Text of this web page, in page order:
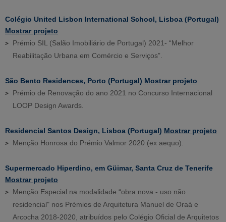
Colégio United Lisbon International School, Lisboa (Portugal)
Mostrar projeto
Prémio SIL (Salão Imobiliário de Portugal) 2021- “Melhor
Reabilitação Urbana em Comércio e Serviços”.
São Bento Residences, Porto (Portugal) Mostrar projeto
Prémio de Renovação do ano 2021 no Concurso Internacional
LOOP Design Awards.
Residencial Santos Design, Lisboa (Portugal) Mostrar projeto
Menção Honrosa do Prémio Valmor 2020 (ex aequo).
Supermercado Hiperdino, em Güimar, Santa Cruz de Tenerife
Mostrar projeto
Menção Especial na modalidade “obra nova - uso não
residencial" nos Prémios de Arquitetura Manuel de Oraá e
Arcocha 2018-2020, atribuídos pelo Colégio Oficial de Arquitetos